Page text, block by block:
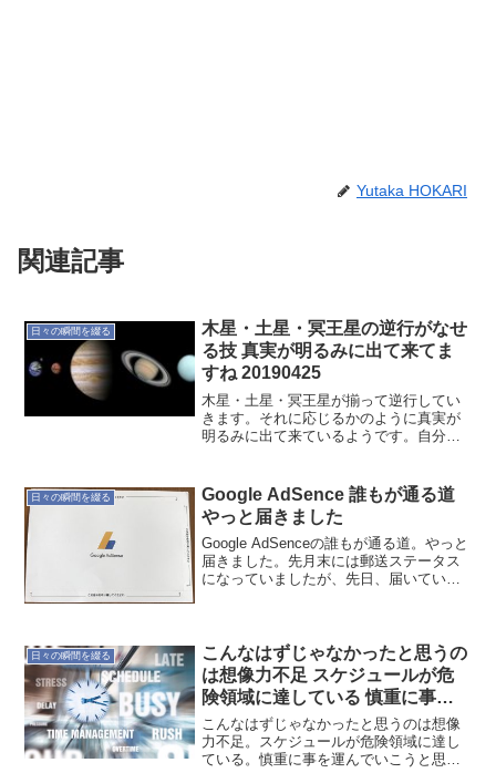
Yutaka HOKARI
関連記事
日々の瞬間を綴る
木星・土星・冥王星の逆行がなせ
る技 真実が明るみに出て来てま
すね 20190425
木星・土星・冥王星が揃って逆行してい
きます。それに応じるかのように真実が
明るみに出て来ているようです。自分の
も、心だけは真っ直ぐに！
日々の瞬間を綴る
Google AdSence 誰もが通る道
やっと届きました
Google AdSenceの誰もが通る道。やっと
届きました。先月末には郵送ステータス
になっていましたが、先日、届いていま
日々の瞬間を綴る
こんなはずじゃなかったと思うの
は想像力不足 スケジュールが危
険領域に達している 慎重に事を
運んでいこう
こんなはずじゃなかったと思うのは想像
力不足。スケジュールが危険領域に達し
ている。慎重に事を運んでいこうと思